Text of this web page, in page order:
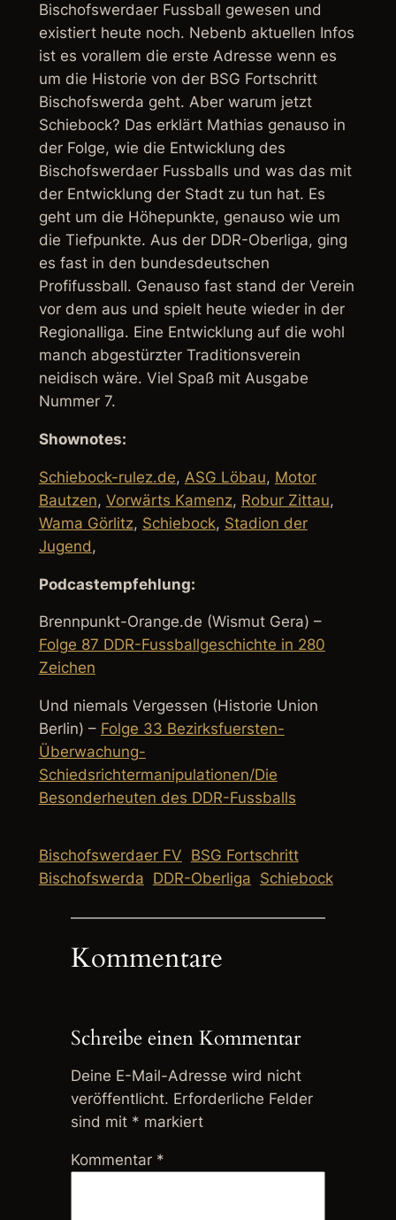
Bischofswerdaer Fussball gewesen und
existiert heute noch. Nebenb aktuellen Infos
ist es vorallem die erste Adresse wenn es
um die Historie von der BSG Fortschritt
Bischofswerda geht. Aber warum jetzt
Schiebock? Das erklärt Mathias genauso in
der Folge, wie die Entwicklung des
Bischofswerdaer Fussballs und was das mit
der Entwicklung der Stadt zu tun hat. Es
geht um die Höhepunkte, genauso wie um
die Tiefpunkte. Aus der DDR-Oberliga, ging
es fast in den bundesdeutschen
Profifussball. Genauso fast stand der Verein
vor dem aus und spielt heute wieder in der
Regionalliga. Eine Entwicklung auf die wohl
manch abgestürzter Traditionsverein
neidisch wäre. Viel Spaß mit Ausgabe
Nummer 7.
Shownotes:
Schiebock-rulez.de, ASG Löbau, Motor
Bautzen, Vorwärts Kamenz, Robur Zittau,
Wama Görlitz, Schiebock, Stadion der
Jugend ,
Podcastempfehlung:
Brennpunkt-Orange.de (Wismut Gera) –
Folge 87 DDR-Fussballgeschichte in 280
Zeichen
Und niemals Vergessen (Historie Union
Berlin) – Folge 33 Bezirksfuersten-
Überwachung-
Schiedsrichtermanipulationen/Die
Besonderheuten des DDR-Fussballs
Bischofswerdaer FV BSG Fortschritt
Bischofswerda DDR-Oberliga Schiebock
Kommentare
Schreibe einen Kommentar
Deine E-Mail-Adresse wird nicht
veröffentlicht. Erforderliche Felder
sind mit * markiert
Kommentar *